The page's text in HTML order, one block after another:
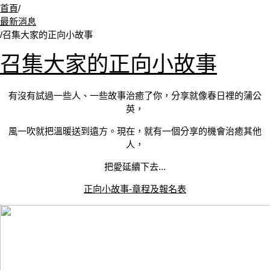
首頁/
最新消息
/召集大家的正向小故事
召集大家的正向小故事
有沒有試過一些人、一些故事治癒了你，分享就像春日裡的蒲公
英，
風一吹就把溫暖送到遠方。現在，就有一個分享的機會治癒其他
人，
把愛延續下去...
正向小故事-章程及報名表